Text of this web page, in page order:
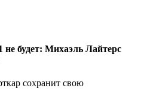
не будет: Михаэль Лайтерс
сохранит свою